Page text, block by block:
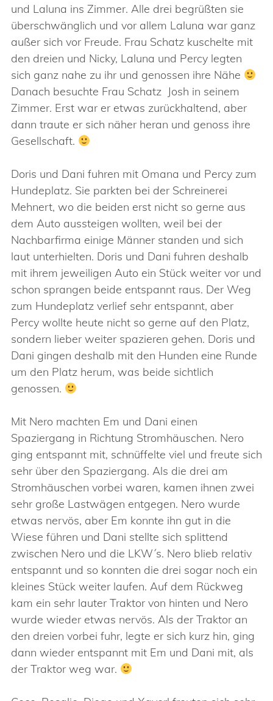
und Laluna ins Zimmer. Alle drei begrüßten sie
überschwänglich und vor allem Laluna war ganz
außer sich vor Freude. Frau Schatz kuschelte mit
den dreien und Nicky, Laluna und Percy legten
sich ganz nahe zu ihr und genossen ihre Nähe
Danach besuchte Frau Schatz Josh in seinem
Zimmer. Erst war er etwas zurückhaltend, aber
dann traute er sich näher heran und genoss ihre
Gesellschaft.
Doris und Dani fuhren mit Omana und Percy zum
Hundeplatz. Sie parkten bei der Schreinerei
Mehnert, wo die beiden erst nicht so gerne aus
dem Auto aussteigen wollten, weil bei der
Nachbarfirma einige Männer standen und sich
laut unterhielten. Doris und Dani fuhren deshalb
mit ihrem jeweiligen Auto ein Stück weiter vor und
schon sprangen beide entspannt raus. Der Weg
zum Hundeplatz verlief sehr entspannt, aber
Percy wollte heute nicht so gerne auf den Platz,
sondern lieber weiter spazieren gehen. Doris und
Dani gingen deshalb mit den Hunden eine Runde
um den Platz herum, was beide sichtlich
genossen.
Mit Nero machten Em und Dani einen
Spaziergang in Richtung Stromhäuschen. Nero
ging entspannt mit, schnüffelte viel und freute sich
sehr über den Spaziergang. Als die drei am
Stromhäuschen vorbei waren, kamen ihnen zwei
sehr große Lastwägen entgegen. Nero wurde
etwas nervös, aber Em konnte ihn gut in die
Wiese führen und Dani stellte sich splittend
zwischen Nero und die LKW´s. Nero blieb relativ
entspannt und so konnten die drei sogar noch ein
kleines Stück weiter laufen. Auf dem Rückweg
kam ein sehr lauter Traktor von hinten und Nero
wurde wieder etwas nervös. Als der Traktor an
den dreien vorbei fuhr, legte er sich kurz hin, ging
dann wieder entspannt mit Em und Dani mit, als
der Traktor weg war.